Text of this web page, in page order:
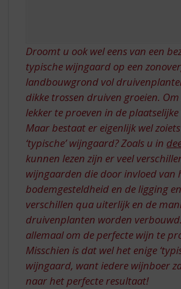
Droomt u ook wel eens van een
typische wijngaard op een
landbouwgrond vol
dikke trossen druiven groeien.
lekker te proeven in de
Maar bestaat er eigenlijk wel
‘typische’ wijngaard? Zoals u in
kunnen lezen zijn er veel
wijngaarden die door invloed van
bodemgesteldheid en de ligging
verschillen qua uiterlijk en de
druivenplanten worden
allemaal om de perfecte wijn te
Misschien is dat wel het enige
wijngaard, want iedere wijnboer
naar het perfecte resultaat!